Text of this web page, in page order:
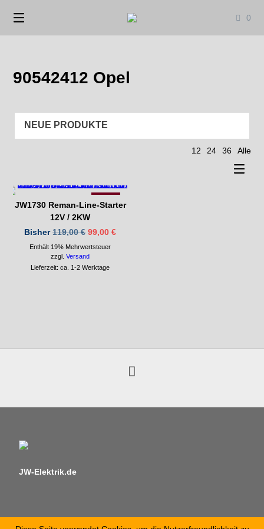
0
90542412 Opel
12 24 36 Alle
-17%
JW1730 Reman-Line-Starter
12V / 2KW
Bisher 119,00€ Ursprünglicher
war:
119,00 €
99,00€Aktueller
Enthält 19% Mehrwertsteuer
zzgl.Versand
Lieferzeit: ca. 1-2 Werktage
JW-Elektrik.de